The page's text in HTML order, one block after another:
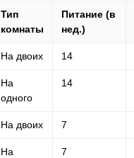
Тип
комнаты
Питание (в
нед.)
На двоих 14
На
одного
14
На двоих 7
На
7